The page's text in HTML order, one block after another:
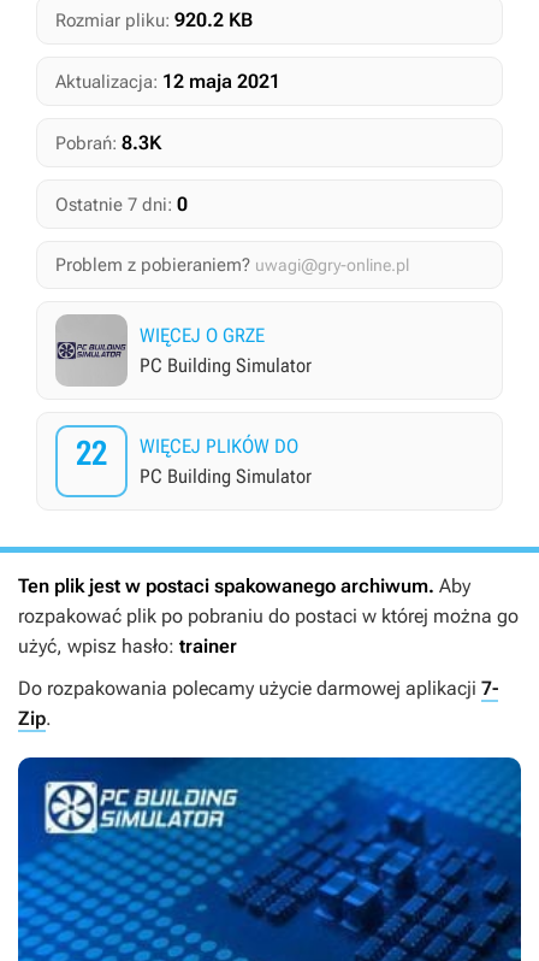
Rozmiar pliku: 920.2 KB
Aktualizacja: 12 maja 2021
Pobrań: 8.3K
Ostatnie 7 dni: 0
Problem z pobieraniem? uwagi@gry-online.pl
WIĘCEJ O GRZE
PC Building Simulator
22
WIĘCEJ PLIKÓW DO
PC Building Simulator
Ten plik jest w postaci spakowanego archiwum. Aby
rozpakować plik po pobraniu do postaci w której można go
użyć, wpisz hasło: trainer
Do rozpakowania polecamy użycie darmowej aplikacji 7-
Zip.